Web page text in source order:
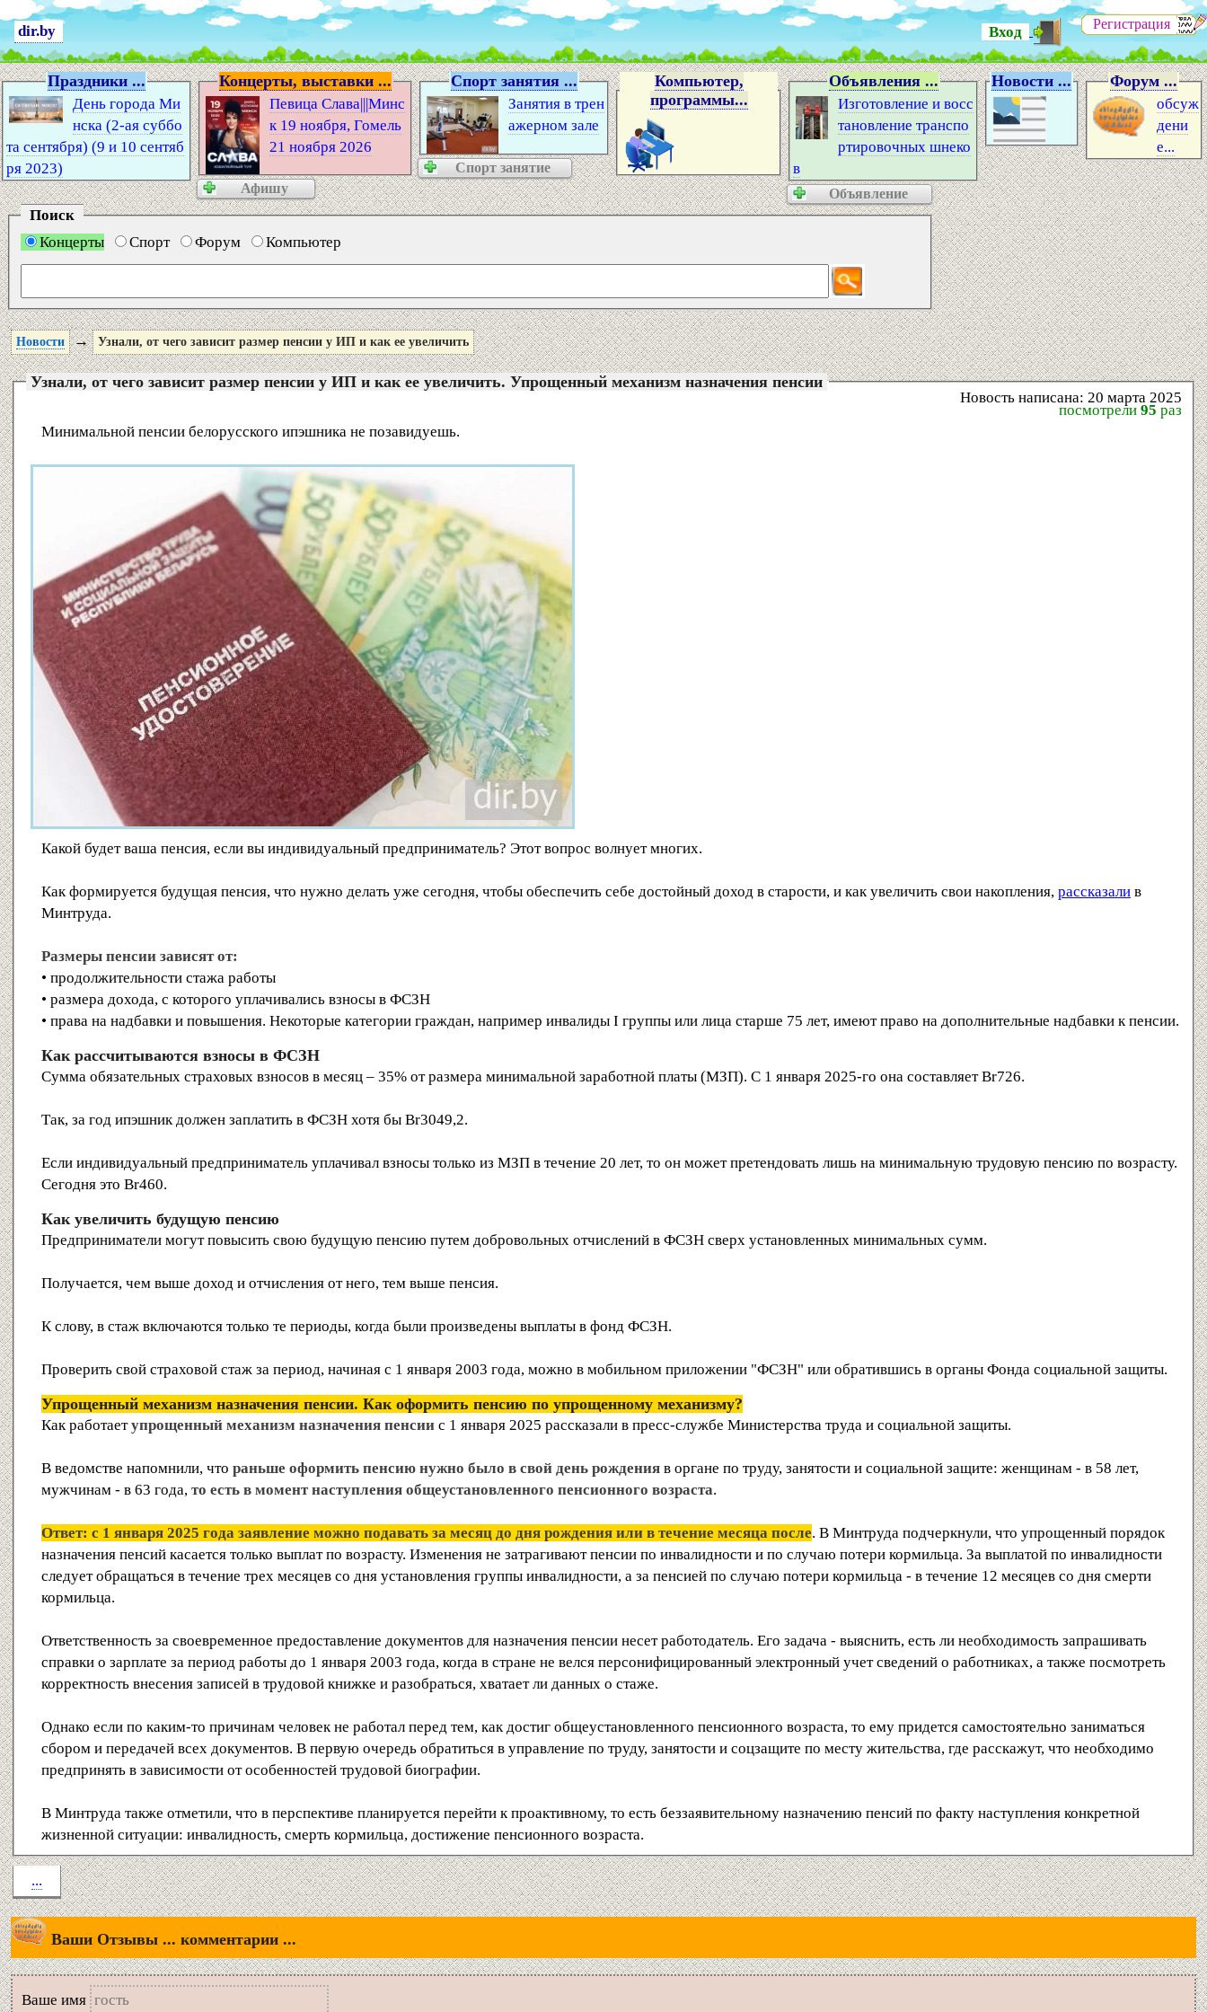
dir.by Вход Регистрация
Праздники ...
День города Ми
нска (2-ая суббо
та сентября) (9 и 10 сентяб
ря 2023)
Концерты, выставки ...
Певица Слава|||Минс
к 19 ноября, Гомель
21 ноября 2026
Афишу
Спорт занятия ...
Занятия в трен
ажерном зале
Спорт занятие
Компьютер,
программы...
Объявления ...
Изготовление и восс
тановление транспо
ртировочных шнеко
в
Объявление
Новости ... Форум ...
обсуж
дени
е...
Поиск
Концерты
Спорт Форум Компьютер
Новости → Узнали, от чего зависит размер пенсии у ИП и как ее увеличить
Узнали, от чего зависит размер пенсии у ИП и как ее увеличить. Упрощенный механизм назначения пенсии
Новость написана: 20 марта 2025
посмотрели 95 раз
Минимальной пенсии белорусского ипэшника не позавидуешь.
Какой будет ваша пенсия, если вы индивидуальный предприниматель? Этот вопрос волнует многих.
Как формируется будущая пенсия, что нужно делать уже сегодня, чтобы обеспечить себе достойный доход в старости, и как увеличить свои накопления, рассказали в
Минтруда.
Размеры пенсии зависят от:
• продолжительности стажа работы
• размера дохода, с которого уплачивались взносы в ФСЗН
• права на надбавки и повышения. Некоторые категории граждан, например инвалиды I группы или лица старше 75 лет, имеют право на дополнительные надбавки к пенсии.
Как рассчитываются взносы в ФСЗН
Сумма обязательных страховых взносов в месяц – 35% от размера минимальной заработной платы (МЗП). С 1 января 2025-го она составляет Br726.
Так, за год ипэшник должен заплатить в ФСЗН хотя бы Br3049,2.
Если индивидуальный предприниматель уплачивал взносы только из МЗП в течение 20 лет, то он может претендовать лишь на минимальную трудовую пенсию по возрасту.
Сегодня это Br460.
Как увеличить будущую пенсию
Предприниматели могут повысить свою будущую пенсию путем добровольных отчислений в ФСЗН сверх установленных минимальных сумм.
Получается, чем выше доход и отчисления от него, тем выше пенсия.
К слову, в стаж включаются только те периоды, когда были произведены выплаты в фонд ФСЗН.
Проверить свой страховой стаж за период, начиная с 1 января 2003 года, можно в мобильном приложении "ФСЗН" или обратившись в органы Фонда социальной защиты.
Упрощенный механизм назначения пенсии. Как оформить пенсию по упрощенному механизму?
Как работаетупрощенный механизм назначения пенсии с 1 января 2025 рассказали в пресс-службе Министерства труда и социальной защиты.
В ведомстве напомнили, что раньше оформить пенсию нужно было в свой день рождения в органе по труду, занятости и социальной защите: женщинам - в 58 лет,
мужчинам - в 63 года, то есть в момент наступления общеустановленного пенсионного возраста.
Ответ: с 1 января 2025 года заявление можно подавать за месяц до дня рождения или в течение месяца после. В Минтруда подчеркнули, что упрощенный порядок
назначения пенсий касается только выплат по возрасту. Изменения не затрагивают пенсии по инвалидности и по случаю потери кормильца. За выплатой по инвалидности
следует обращаться в течение трех месяцев со дня установления группы инвалидности, а за пенсией по случаю потери кормильца - в течение 12 месяцев со дня смерти
кормильца.
Ответственность за своевременное предоставление документов для назначения пенсии несет работодатель. Его задача - выяснить, есть ли необходимость запрашивать
справки о зарплате за период работы до 1 января 2003 года, когда в стране не велся персонифицированный электронный учет сведений о работниках, а также посмотреть
корректность внесения записей в трудовой книжке и разобраться, хватает ли данных о стаже.
Однако если по каким-то причинам человек не работал перед тем, как достиг общеустановленного пенсионного возраста, то ему придется самостоятельно заниматься
сбором и передачей всех документов. В первую очередь обратиться в управление по труду, занятости и соцзащите по месту жительства, где расскажут, что необходимо
предпринять в зависимости от особенностей трудовой биографии.
В Минтруда также отметили, что в перспективе планируется перейти к проактивному, то есть беззаявительному назначению пенсий по факту наступления конкретной
жизненной ситуации: инвалидность, смерть кормильца, достижение пенсионного возраста.
...
Ваши Отзывы ... комментарии ...
Вашe имя